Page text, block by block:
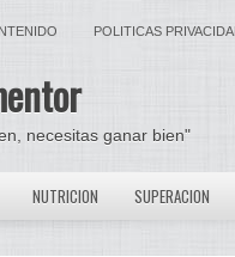
POLITICAS
necesitas ganar bien"
NUTRICION SUPERACION